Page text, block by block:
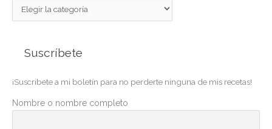
a
o
r
Suscríbete
¡Suscribete a mi boletín para no perderte ninguna de mis recetas!
Nombre o nombre completo